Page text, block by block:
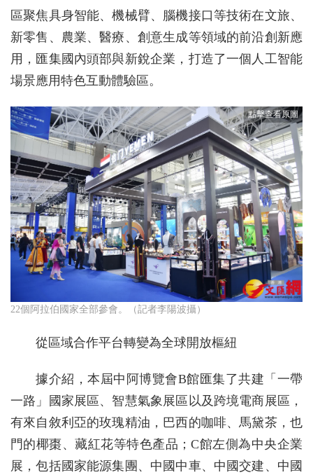
區聚焦具身智能、機械臂、腦機接口等技術在文旅、
新零售、農業、醫療、創意生成等領域的前沿創新應
用，匯集國內頭部與新銳企業，打造了一個人工智能
場景應用特色互動體驗區。
22個阿拉伯國家全部參會。（記者李陽波攝）
從區域合作平台轉變為全球開放樞紐
據介紹，本屆中阿博覽會B館匯集了共建「一帶
一路」國家展區、智慧氣象展區以及跨境電商展區，
有來自敘利亞的玫瑰精油，巴西的咖啡、馬黛茶，也
門的椰棗、藏紅花等特色產品；C館左側為中央企業
展，包括國家能源集團、中國中車、中國交建、中國